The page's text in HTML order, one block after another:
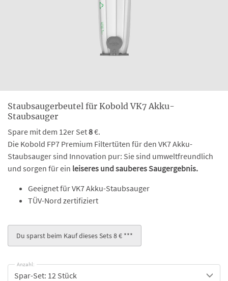
Staubsaugerbeutel für Kobold VK7 Akku-
Staubsauger
Spare mit dem 12er Set8€.
Die Kobold FP7 Premium Filtertüten für den VK7 Akku-
Staubsauger sind Innovation pur: Sie sind umweltfreundlich
und sorgen für ein leiseres und sauberes Saugergebnis.
Geeignet für VK7 Akku-Staubsauger
TÜV-Nord zertifiziert
Du sparst beim Kauf dieses Sets 8 € ***
Anzahl:
Spar-Set: 12 Stück